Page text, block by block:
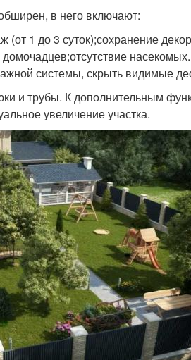
в него включают:
1 до 3 суток);сохранение
насекомых.
системы, скрыть видимые
и трубы. К дополнительным
увеличение участка.